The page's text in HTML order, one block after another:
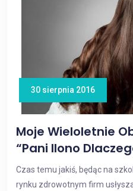
30 sierpnia 2016
Moje Wieloletnie
“pani Ilono
Czas temu jakiś, będąc na
rynku zdrowotnym firm